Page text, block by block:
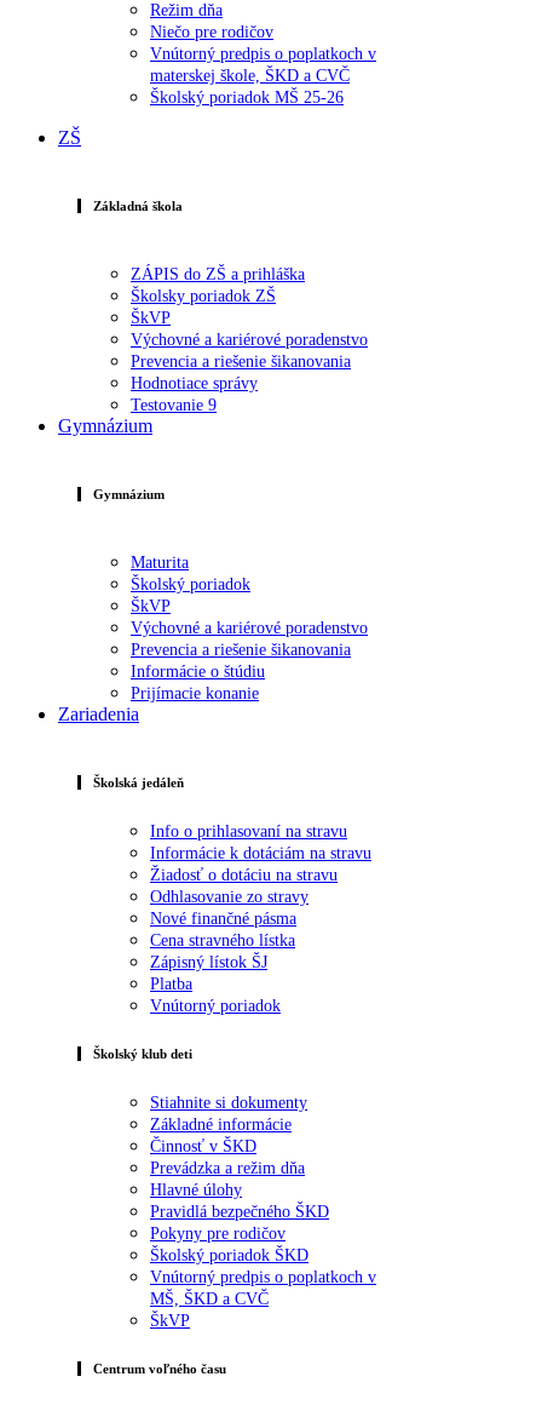
Režim dňa
Niečo pre rodičov
Vnútorný predpis o poplatkoch v
materskej škole, ŠKD a CVČ
Školský poriadok MŠ 25-26
ZŠ
Základná škola
ZÁPIS do ZŠ a prihláška
Školsky poriadok ZŠ
ŠkVP
Výchovné a kariérové poradenstvo
Prevencia a riešenie šikanovania
Hodnotiace správy
Testovanie 9
Gymnázium
Gymnázium
Maturita
Školský poriadok
ŠkVP
Výchovné a kariérové poradenstvo
Prevencia a riešenie šikanovania
Informácie o štúdiu
Prijímacie konanie
Zariadenia
Školská jedáleň
Info o prihlasovaní na stravu
Informácie k dotáciám na stravu
Žiadosť o dotáciu na stravu
Odhlasovanie zo stravy
Nové finančné pásma
Cena stravného lístka
Zápisný lístok ŠJ
Platba
Vnútorný poriadok
Školský klub deti
Stiahnite si dokumenty
Základné informácie
Činnosť v ŠKD
Prevádzka a režim dňa
Hlavné úlohy
Pravidlá bezpečného ŠKD
Pokyny pre rodičov
Školský poriadok ŠKD
Vnútorný predpis o poplatkoch v
MŠ, ŠKD a CVČ
ŠkVP
Centrum voľného času